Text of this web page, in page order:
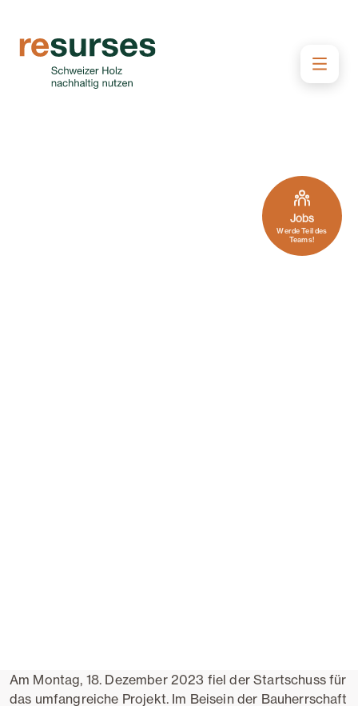
Jobs
Werde Teil des
Teams!
Am Montag, 18. Dezember 2023 fiel der Startschuss für
das umfangreiche Projekt. Im Beisein der Bauherrschaft